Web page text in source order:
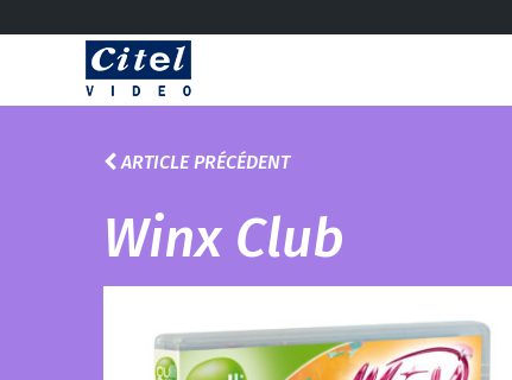
ARTICLE PRÉCÉDENT
Winx Club